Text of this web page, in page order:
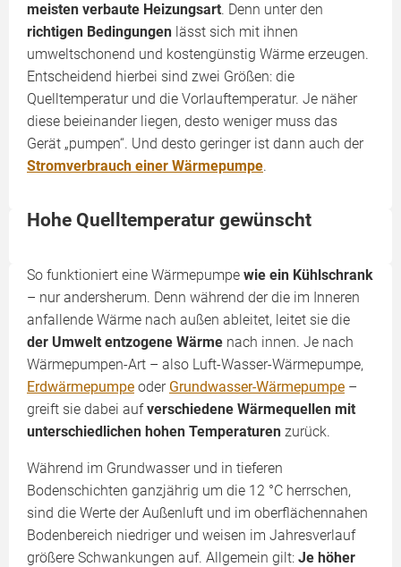
meisten verbaute Heizungsart. Denn unter den
richtigen Bedingungen lässt sich mit ihnen
umweltschonend und kostengünstig Wärme erzeugen.
Entscheidend hierbei sind zwei Größen: die
Quelltemperatur und die Vorlauftemperatur. Je näher
diese beieinander liegen, desto weniger muss das
Gerät „pumpen“. Und desto geringer ist dann auch der
Stromverbrauch einer Wärmepumpe.
Hohe Quelltemperatur gewünscht
So funktioniert eine Wärmepumpe wie ein Kühlschrank
– nur andersherum. Denn während der die im Inneren
anfallende Wärme nach außen ableitet, leitet sie die
der Umwelt entzogene Wärme nach innen. Je nach
Wärmepumpen-Art – also Luft-Wasser-Wärmepumpe,
Erdwärmepumpe oder Grundwasser-Wärmepumpe –
greift sie dabei aufverschiedene Wärmequellen mit
unterschiedlichen hohen Temperaturen zurück.
Während im Grundwasser und in tieferen
Bodenschichten ganzjährig um die 12 °C herrschen,
sind die Werte der Außenluft und im oberflächennahen
Bodenbereich niedriger und weisen im Jahresverlauf
größere Schwankungen auf. Allgemein gilt: Je höher